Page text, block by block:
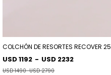
COLCHÓN DE RESORTES RECOVER 25
USD 1192 - USD 2232
USD 1490-USD 2790